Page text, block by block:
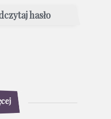
hasło